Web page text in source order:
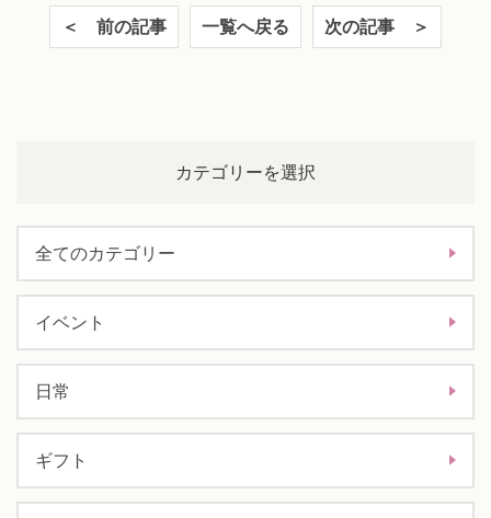
＜ 前の記事 一覧へ戻る 次の記事 ＞
カテゴリーを選択
全てのカテゴリー
イベント
日常
ギフト